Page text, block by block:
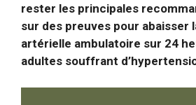
rester les principales
sur des preuves pour abaisser
artérielle ambulatoire sur 24
adultes souffrant